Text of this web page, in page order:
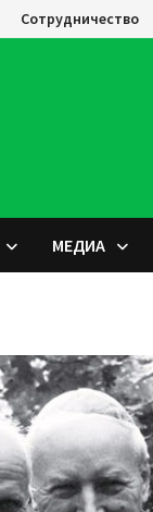
Сотрудничество
МЕДИА